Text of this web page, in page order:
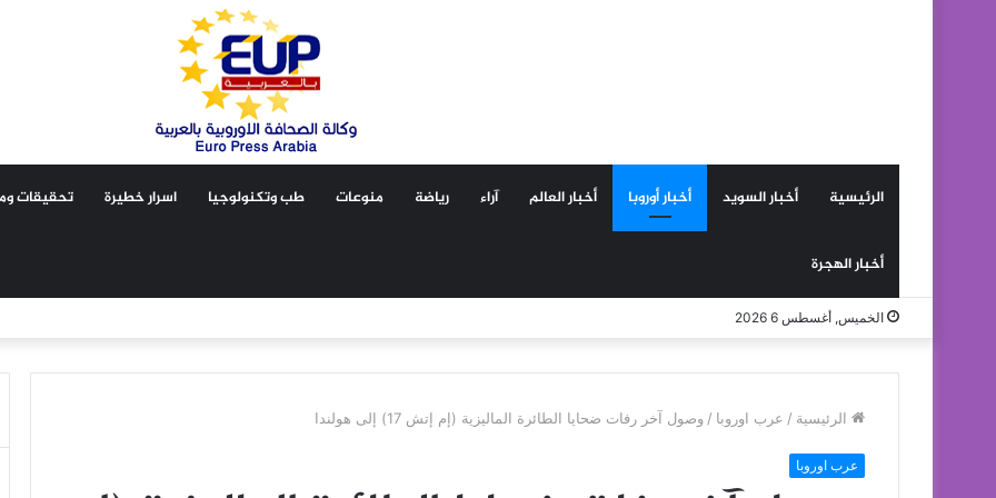
الرئيسية أخبار السويد أخبار أوروبا أخبار العالم آراء رياضة منوعات طب وتكنولوجيا اسرار خطيرة تحقيقات
أخبار الهجرة
الخميس, أغسطس 6 2026
الرئيسية / عرب اوروبا / وصول آخر رفات ضحايا الطائرة الماليزية (إم إتش 17) إلى هولندا
عرب اوروبا